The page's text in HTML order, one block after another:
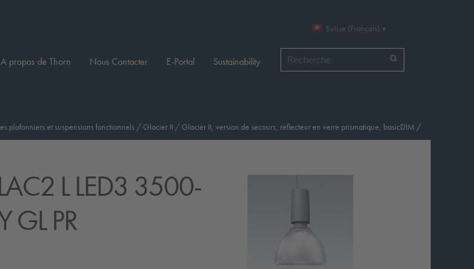
Suisse (Français)
A propos de Thorn Nous Contacter E-Portal Sustainability
plafonniers et suspensions fonctionnels / Glacier II / Glacier II, version de secours, réflecteur en verre prismatique, basicDIM /
L LED3 3500-
GL PR